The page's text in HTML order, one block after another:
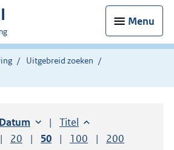
Menu
Uitgebreid zoeken
Sorteer op:
Datum oplopendSorteer op:
Titel oplopend
per pagina
Toon
20 resultaten per pagina
Toon
50 resultaten per pagina
Toon
100 resultaten per
Toon
200